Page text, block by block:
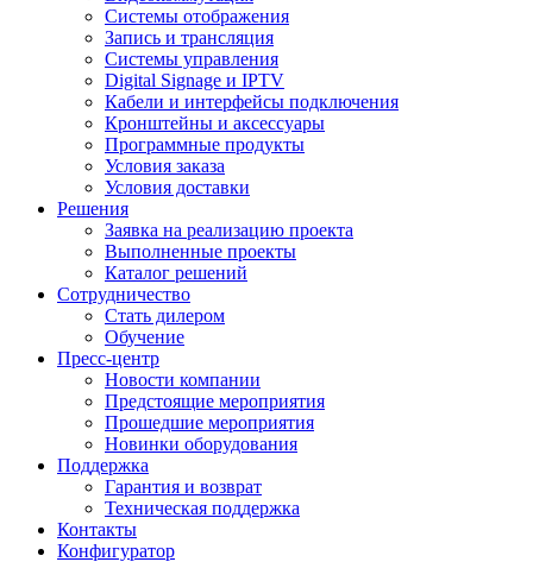
Системы отображения
Запись и трансляция
Системы управления
Digital Signage и IPTV
Кабели и интерфейсы подключения
Кронштейны и аксессуары
Программные продукты
Условия заказа
Условия доставки
Решения
Заявка на реализацию проекта
Выполненные проекты
Каталог решений
Сотрудничество
Стать дилером
Обучение
Пресс-центр
Новости компании
Предстоящие мероприятия
Прошедшие мероприятия
Новинки оборудования
Поддержка
Гарантия и возврат
Техническая поддержка
Контакты
Конфигуратор